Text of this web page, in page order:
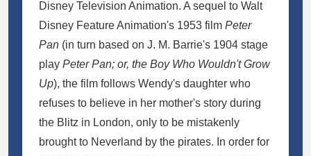
Disney Television Animation. A sequel to Walt
Disney Feature Animation's 1953 film Peter
Pan (in turn based on J. M. Barrie's 1904 stage
play Peter Pan; or, the Boy Who Wouldn't Grow
Up), the film follows Wendy's daughter who
refuses to believe in her mother's story during
the Blitz in London, only to be mistakenly
brought to Neverland by the pirates. In order for